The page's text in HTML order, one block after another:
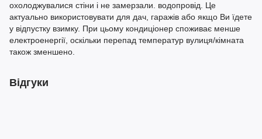
охолоджувалися стіни і не замерзали. водопровід. Це
актуально використовувати для дач, гаражів або якщо Ви їдете
у відпустку взимку. При цьому кондиціонер споживає менше
електроенергії, оскільки перепад температур вулиця/кімната
також зменшено.
Відгуки